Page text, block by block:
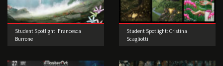
Student Spotlight: Francesca
Burrone
Student Spotlight: Cristina
Scagliotti